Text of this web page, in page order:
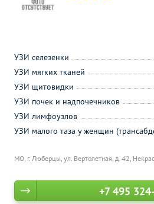
МО, г. Люберцы, ул. Вертолетная, д. 42,
УЗИ селезенки
УЗИ мягких тканей
УЗИ щитовидки
УЗИ почек и надпочечников
УЗИ лимфоузлов
УЗИ малого таза у женщин
+7 495